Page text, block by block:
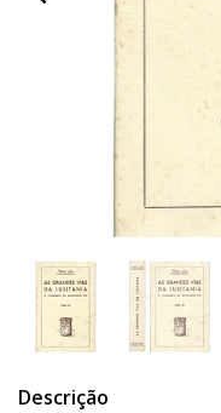
Descrição